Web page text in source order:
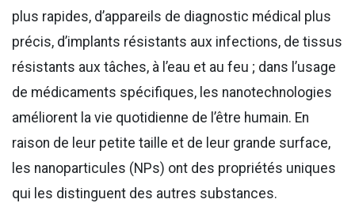
plus rapides, d’appareils de diagnostic médical plus
précis, d’implants résistants aux infections, de tissus
résistants aux tâches, à l’eau et au feu ; dans l’usage
de médicaments spécifiques, les nanotechnologies
améliorent la vie quotidienne de l’être humain. En
raison de leur petite taille et de leur grande surface,
les nanoparticules (NPs) ont des propriétés uniques
qui les distinguent des autres substances.